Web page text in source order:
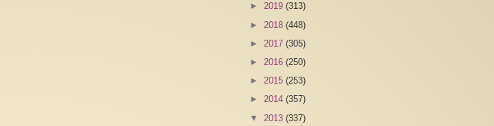
► 2019 (313)
► 2018 (448)
► 2017 (305)
► 2016 (250)
► 2015 (253)
► 2014 (357)
▼ 2013 (337)